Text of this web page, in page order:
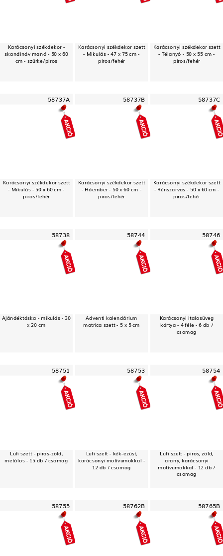
Karácsonyi székdekor -
skandináv manó - 50 x 60
cm - szürke/piros
Karácsonyi székdekor szett
- Mikulás - 47 x 75 cm -
piros/fehér
Karácsonyi székdekor szett
- Télanyó - 50 x 55 cm -
piros/fehér
58737A
Karácsonyi székdekor szett
- Mikulás - 50 x 60 cm -
piros/fehér
58737B
Karácsonyi székdekor szett
- Hóember - 50 x 60 cm -
piros/fehér
58737C
Karácsonyi székdekor szett
- Rénszarvas - 50 x 60 cm -
piros/fehér
58738
Ajándéktáska - mikulás - 30
x 20 cm
58744
Adventi kalendárium
matrica szett - 5 x 5 cm
58746
Karácsonyi italosüveg
kártya - 4 féle - 6 db /
csomag
58751
Lufi szett - piros-zöld,
metálos - 15 db / csomag
58753
Lufi szett - kék-ezüst,
karácsonyi motívumokkal -
12 db / csomag
58754
Lufi szett - piros, zöld,
arany, karácsonyi
motívumokkal - 12 db /
csomag
58755 58762B 58765B